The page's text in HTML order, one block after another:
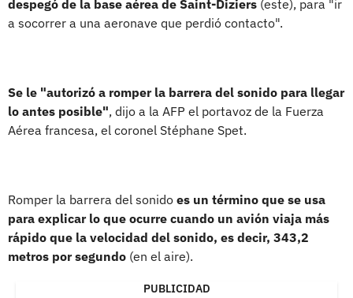
despegó de la base aérea de Saint-Diziers (este), para "ir
a socorrer a una aeronave que perdió contacto".
Se le "autorizó a romper la barrera del sonido para llegar
lo antes posible", dijo a la AFP el portavoz de la Fuerza
Aérea francesa, el coronel Stéphane Spet.
Romper la barrera del sonido es un término que se usa
para explicar lo que ocurre cuando un avión viaja más
rápido que la velocidad del sonido, es decir, 343,2
metros por segundo (en el aire).
PUBLICIDAD